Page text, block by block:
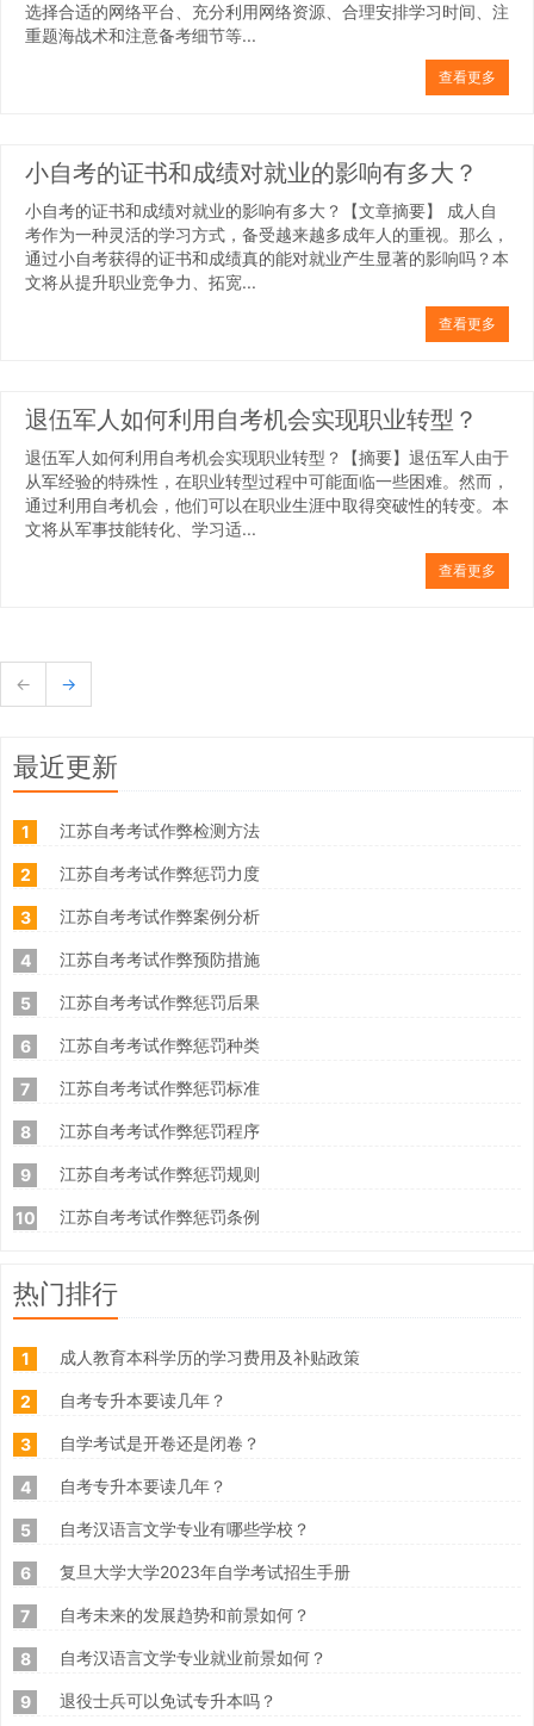
选择合适的网络平台、充分利用网络资源、合理安排学习时间、注
重题海战术和注意备考细节等...
查看更多
小自考的证书和成绩对就业的影响有多大？
小自考的证书和成绩对就业的影响有多大？【文章摘要】 成人自
考作为一种灵活的学习方式，备受越来越多成年人的重视。那么，
通过小自考获得的证书和成绩真的能对就业产生显著的影响吗？本
文将从提升职业竞争力、拓宽...
查看更多
退伍军人如何利用自考机会实现职业转型？
退伍军人如何利用自考机会实现职业转型？【摘要】退伍军人由于
从军经验的特殊性，在职业转型过程中可能面临一些困难。然而，
通过利用自考机会，他们可以在职业生涯中取得突破性的转变。本
文将从军事技能转化、学习适...
查看更多
← →
最近更新
1 江苏自考考试作弊检测方法
2 江苏自考考试作弊惩罚力度
3 江苏自考考试作弊案例分析
4 江苏自考考试作弊预防措施
5 江苏自考考试作弊惩罚后果
6 江苏自考考试作弊惩罚种类
7 江苏自考考试作弊惩罚标准
8 江苏自考考试作弊惩罚程序
9 江苏自考考试作弊惩罚规则
10 江苏自考考试作弊惩罚条例
热门排行
1 成人教育本科学历的学习费用及补贴政策
2 自考专升本要读几年？
3 自学考试是开卷还是闭卷？
4 自考专升本要读几年？
5 自考汉语言文学专业有哪些学校？
6 复旦大学大学2023年自学考试招生手册
7 自考未来的发展趋势和前景如何？
8 自考汉语言文学专业就业前景如何？
9 退役士兵可以免试专升本吗？